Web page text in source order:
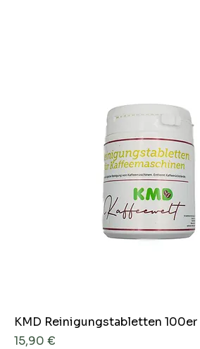
KMD Reinigungstabletten 100er
Preis
15,90 €